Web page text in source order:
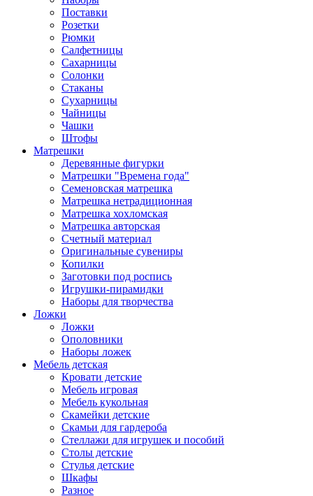
Поставки
Розетки
Рюмки
Салфетницы
Сахарницы
Солонки
Стаканы
Сухарницы
Чайницы
Чашки
Штофы
Матрешки
Деревянные фигурки
Матрешки "Времена года"
Семеновская матрешка
Матрешка нетрадиционная
Матрешка хохломская
Матрешка авторская
Счетный материал
Оригинальные сувениры
Копилки
Заготовки под роспись
Игрушки-пирамидки
Наборы для творчества
Ложки
Ложки
Ополовники
Наборы ложек
Мебель детская
Кровати детские
Мебель игровая
Мебель кукольная
Скамейки детские
Скамьи для гардероба
Стеллажи для игрушек и пособий
Столы детские
Стулья детские
Шкафы
Разное